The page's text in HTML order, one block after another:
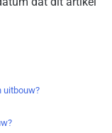
uitbouw?